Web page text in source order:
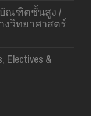
ณฑิตชั้นสูง /
วิทยาศาสตร์
Electives &